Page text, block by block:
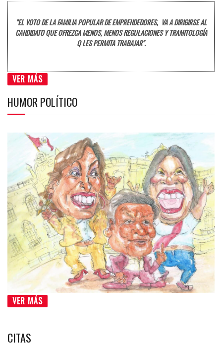
"EL VOTO DE LA FAMILIA POPULAR DE EMPRENDEDORES, VA A DIRIGIRSE AL
CANDIDATO QUE OFREZCA MENOS, MENOS REGULACIONES Y TRAMITOLOGÍA
Q LES PERMITA TRABAJAR".
VER MÁS
HUMOR POLÍTICO
VER MÁS
CITAS